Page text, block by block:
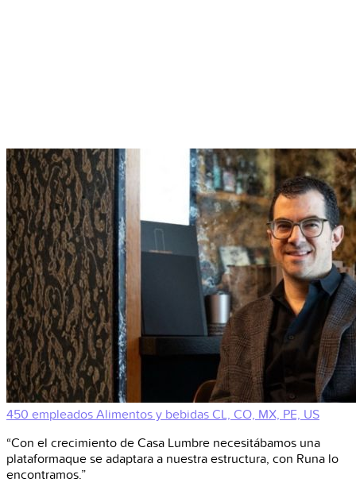
450 empleados Alimentos y bebidas CL, CO, MX, PE, US
“Con el crecimiento de Casa Lumbre necesitábamos una
plataformaque se adaptara a nuestra estructura, con Runa lo
encontramos.”